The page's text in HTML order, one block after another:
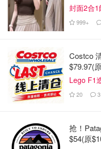
封面2合
999+
Costco
$79.97(
Lego F1
20 3
抢！
$54(原